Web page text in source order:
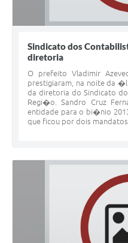
Sindicato dos
diretoria
O prefeito Vladimir
prestigiaram, na noite da
da diretoria do Sindicato
Regi�o. Sandro Cruz
entidade para o bi�nio
que ficou por dois mandatos